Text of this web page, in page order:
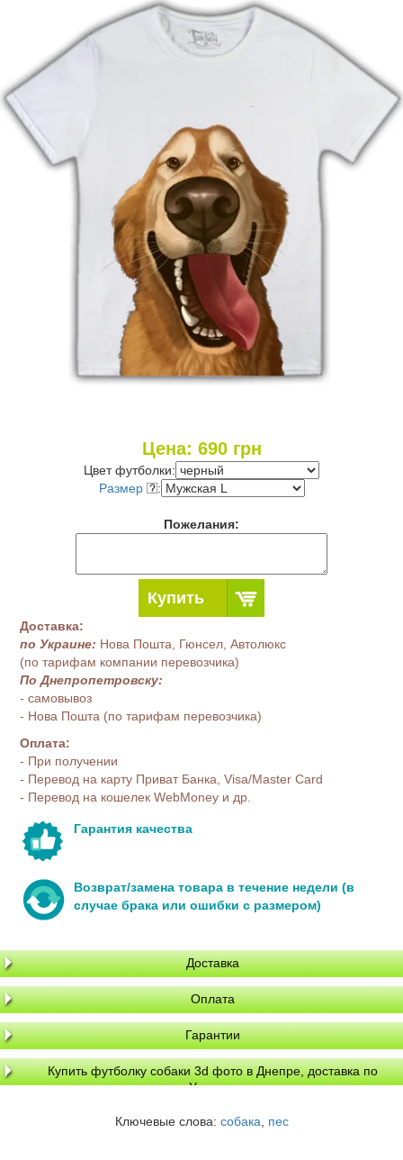
Цена: 690грн
Цвет футболки:
Размер
:
Пожелания:
Купить
Доставка:
по Украине: Нова Пошта, Гюнсел, Автолюкс
(по тарифам компании перевозчика)
По Днепропетровску:
- самовывоз
- Нова Пошта (по тарифам перевозчика)
Оплата:
- При получении
- Перевод на карту Приват Банка, Visa/Master Card
- Перевод на кошелек WebMoney и др.
Гарантия качества
Возврат/замена товара в течение недели (в
случае брака или ошибки с размером)
Доставка
Оплата
Гарантии
Купить футболку собаки 3d фото в Днепре, доставка по
Украине
Ключевые слова: собака, пес